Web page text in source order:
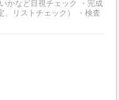
かなど目視チェック ・完成
、リストチェック） ・検査